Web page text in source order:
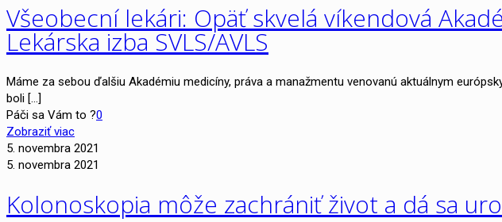
Všeobecní lekári: Opäť skvelá víkendová
Lekárska izba SVLS/AVLS
Máme za sebou ďalšiu Akadémiu medicíny, práva a manažmentu venovanú aktuálnym
boli […]
Páči sa Vám to ?0
Zobraziť viac
5. novembra 2021
5. novembra 2021
Kolonoskopia môže zachrániť život a dá sa